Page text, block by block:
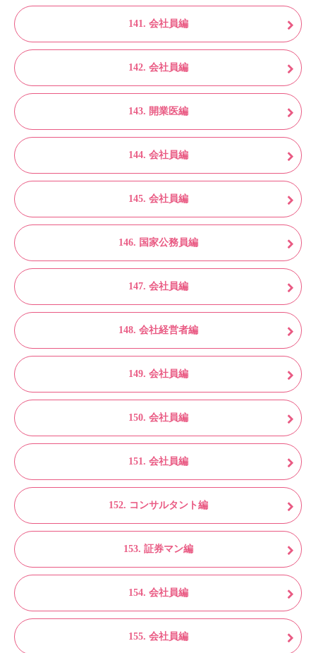
141. 会社員編
142. 会社員編
143. 開業医編
144. 会社員編
145. 会社員編
146. 国家公務員編
147. 会社員編
148. 会社経営者編
149. 会社員編
150. 会社員編
151. 会社員編
152. コンサルタント編
153. 証券マン編
154. 会社員編
155. 会社員編